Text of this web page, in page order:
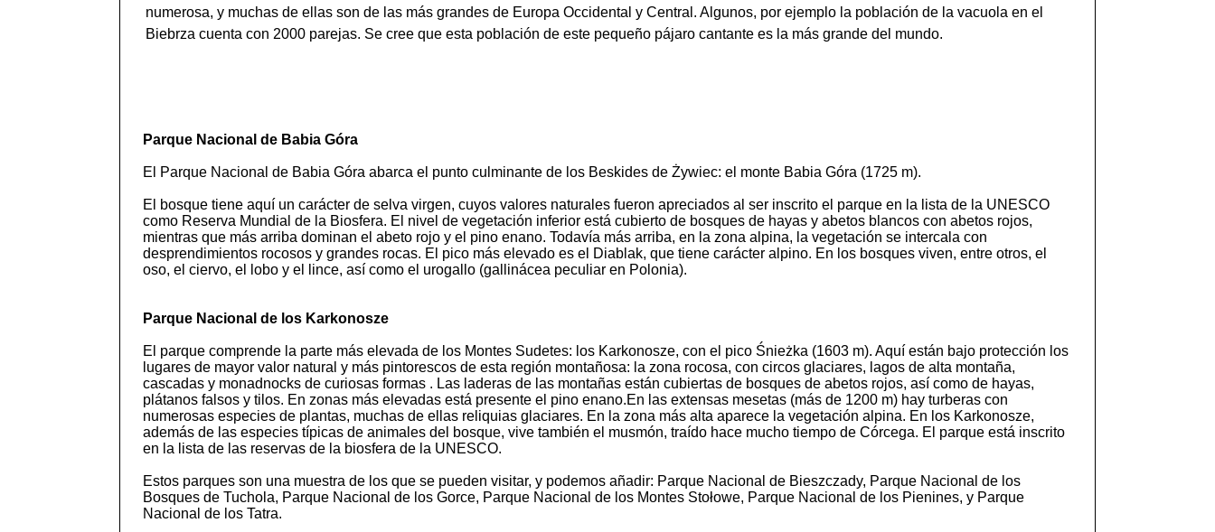
numerosa, y muchas de ellas son de las más grandes de Europa Occidental y Central. Algunos, por ejemplo la población de la vacuola en el
Biebrza cuenta con 2000 parejas. Se cree que esta población de este pequeño pájaro cantante es la más grande del mundo.
Parque Nacional de Babia Góra
El Parque Nacional de Babia Góra abarca el punto culminante de los Beskides de Żywiec: el monte Babia Góra (1725 m).
El bosque tiene aquí un carácter de selva virgen, cuyos valores naturales fueron apreciados al ser inscrito el parque en la lista de la UNESCO
como Reserva Mundial de la Biosfera. El nivel de vegetación inferior está cubierto de bosques de hayas y abetos blancos con abetos rojos,
mientras que más arriba dominan el abeto rojo y el pino enano. Todavía más arriba, en la zona alpina, la vegetación se intercala con
desprendimientos rocosos y grandes rocas. El pico más elevado es el Diablak, que tiene carácter alpino. En los bosques viven, entre otros, el
oso, el ciervo, el lobo y el lince, así como el urogallo (gallinácea peculiar en Polonia).
Parque Nacional de los Karkonosze
El parque comprende la parte más elevada de los Montes Sudetes: los Karkonosze, con el pico Śnieżka (1603 m). Aquí están bajo protección los
lugares de mayor valor natural y más pintorescos de esta región montañosa: la zona rocosa, con circos glaciares, lagos de alta montaña,
cascadas y monadnocks de curiosas formas . Las laderas de las montañas están cubiertas de bosques de abetos rojos, así como de hayas,
plátanos falsos y tilos. En zonas más elevadas está presente el pino enano.En las extensas mesetas (más de 1200 m) hay turberas con
numerosas especies de plantas, muchas de ellas reliquias glaciares. En la zona más alta aparece la vegetación alpina. En los Karkonosze,
además de las especies típicas de animales del bosque, vive también el musmón, traído hace mucho tiempo de Córcega. El parque está inscrito
en la lista de las reservas de la biosfera de la UNESCO.
Estos parques son una muestra de los que se pueden visitar, y podemos añadir: Parque Nacional de Bieszczady, Parque Nacional de los
Bosques de Tuchola, Parque Nacional de los Gorce, Parque Nacional de los Montes Stołowe, Parque Nacional de los Pienines, y Parque
Nacional de los Tatra.